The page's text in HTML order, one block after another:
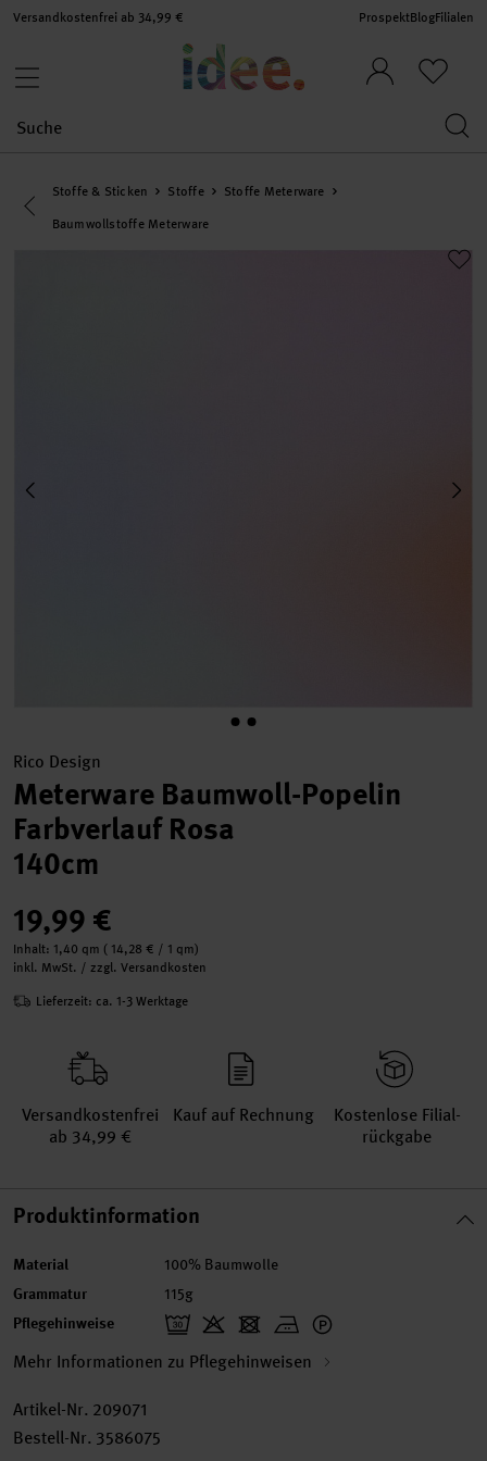
Versandkostenfrei ab 34,99 € ProspektBlogFilialen
Eine Kategorie zurück navigieren
Stoffe & Sticken Stoffe
Stoffe Meterware
Baumwollstoffe Meterware
Rico Design
Meterware Baumwoll-Popelin
Farbverlauf Rosa
140cm
19,99 €
Inhalt: 1,40 qm ( 14,28 € / 1 qm)
inkl. MwSt. / zzgl. Versandkosten
Lieferzeit: ca. 1-3 Werktage
Versand­kosten­frei
ab 34,99 €
Kauf auf Rechnung
Kosten­lose Filial­
rückgabe
Produktinformation
Material 100% Baumwolle
Grammatur 115g
Pflegehinweise
Mehr Informationen zu Pflegehinweisen
Artikel-Nr. 209071
Bestell-Nr. 3586075